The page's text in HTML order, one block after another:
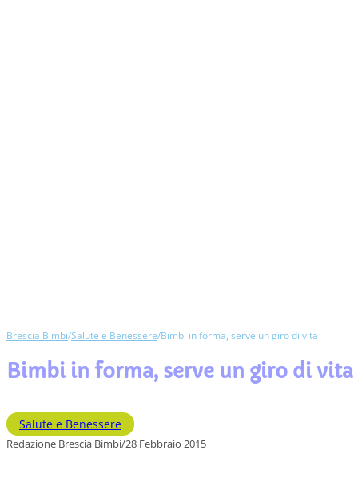
Brescia Bimbi/Salute e Benessere/Bimbi in forma, serve un giro di vita
Bimbi in forma, serve un giro di vita
Salute e Benessere
Redazione Brescia Bimbi/28 Febbraio 2015